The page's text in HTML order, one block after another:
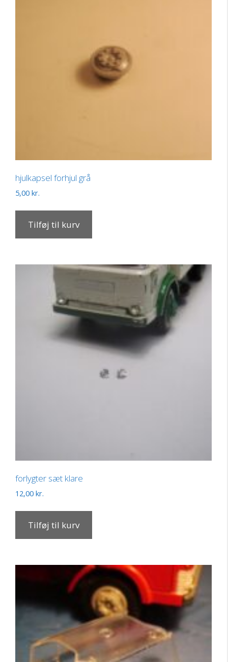
hjulkapsel forhjul grå
5,00 kr.
Tilføj til kurv
forlygter sæt klare
12,00 kr.
Tilføj til kurv